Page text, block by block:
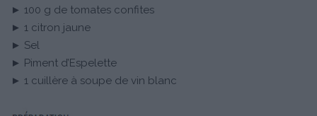
► 100 g de tomates confites
► 1 citron jaune
► Sel
► Piment d’Espelette
► 1 cuillère à soupe de vin blanc